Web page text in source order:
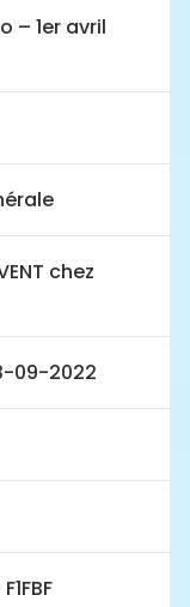
– 1er avril
chez
09-2022